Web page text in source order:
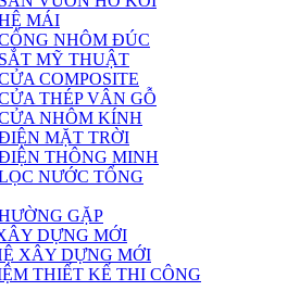
MÁI
NHÔM ĐÚC
MỸ THUẬT
COMPOSITE
THÉP VÂN GỖ
NHÔM KÍNH
MẶT TRỜI
THÔNG MINH
NƯỚC TỔNG
GẶP
DỰNG MỚI
XÂY DỰNG MỚI
THIẾT KẾ THI CÔNG